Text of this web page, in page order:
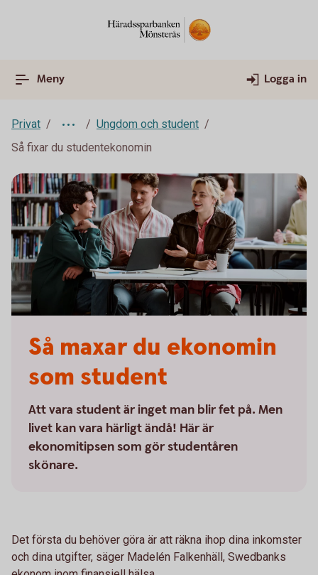
Meny Logga in
Privat
Ungdom och student
Så fixar du studentekonomin
Så maxar du ekonomin
som student
Att vara student är inget man blir fet på. Men
livet kan vara härligt ändå! Här är
ekonomitipsen som gör studentåren
skönare.
Det första du behöver göra är att räkna ihop dina inkomster
och dina utgifter, säger Madelén Falkenhäll, Swedbanks